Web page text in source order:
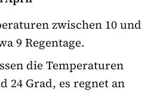
zwischen 10 und
9 Regentage.
die Temperaturen
24 Grad, es regnet an